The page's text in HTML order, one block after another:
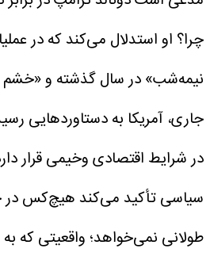
چرا؟ او استدلال می‌کند که در
نیمه‌شب» در سال گذشته و
جاری، آمریکا به دستاوردهایی
در شرایط اقتصادی وخیمی قرار
سیاسی تأکید می‌کند هیچ‌کس در
طولانی نمی‌خواهد؛ واقعیتی که به